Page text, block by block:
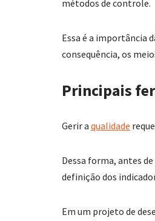
métodos de controle.
Essa é a importância
consequência, os
Principais
Gerir a qualidade
Dessa forma, antes
definição dos
Em um projeto de